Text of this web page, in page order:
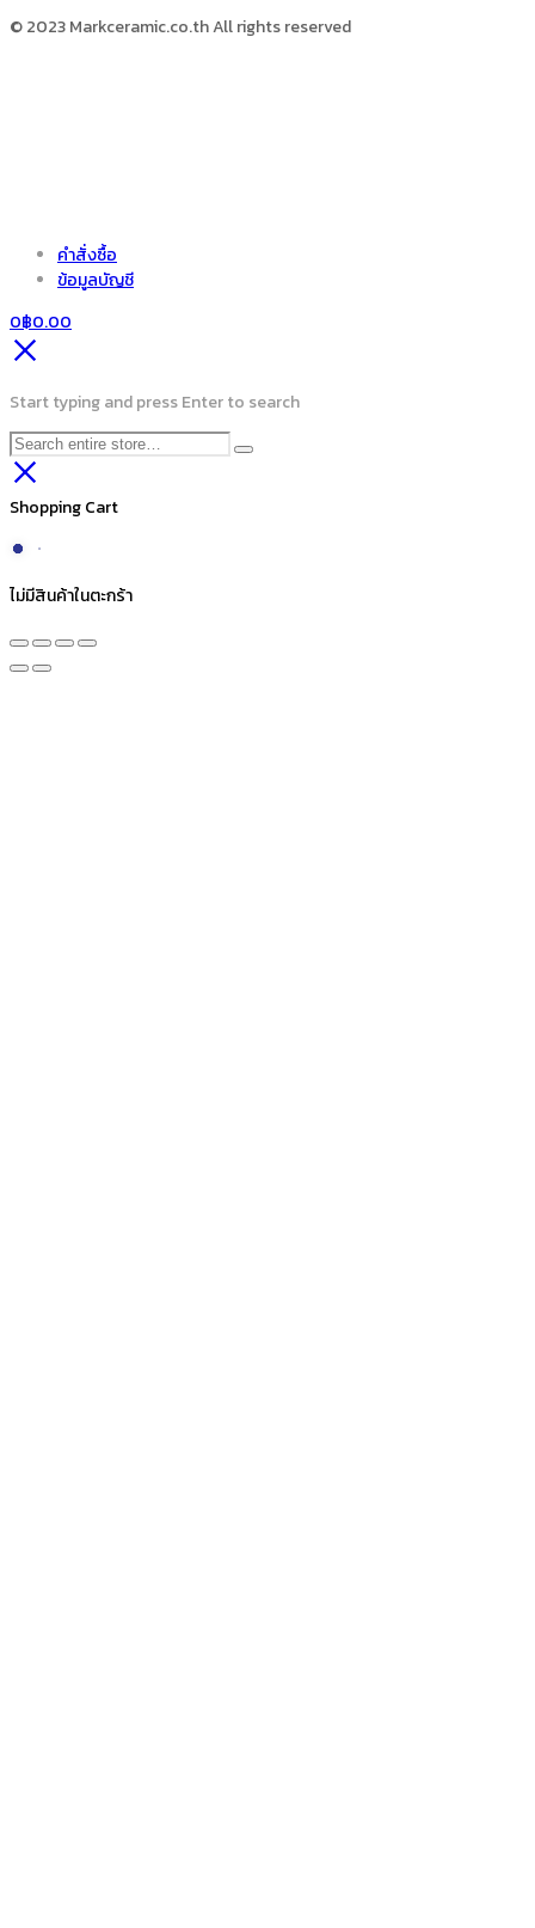
© 2023 Markceramic.co.th All rights reserved
คำสั่งซื้อ
ข้อมูลบัญชี
0฿0.00
Start typing and press Enter to search
Shopping Cart
ไม่มีสินค้าในตะกร้า